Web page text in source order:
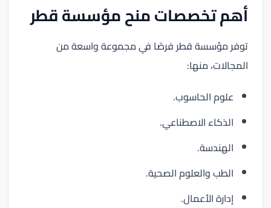
أهم تخصصات منح مؤسسة قطر
توفر مؤسسة قطر فرصًا في مجموعة واسعة من
المجالات، منها:
علوم الحاسوب.
الذكاء الاصطناعي.
الهندسة.
الطب والعلوم الصحية.
إدارة الأعمال.